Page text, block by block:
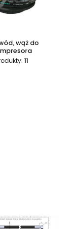
wąż do
11